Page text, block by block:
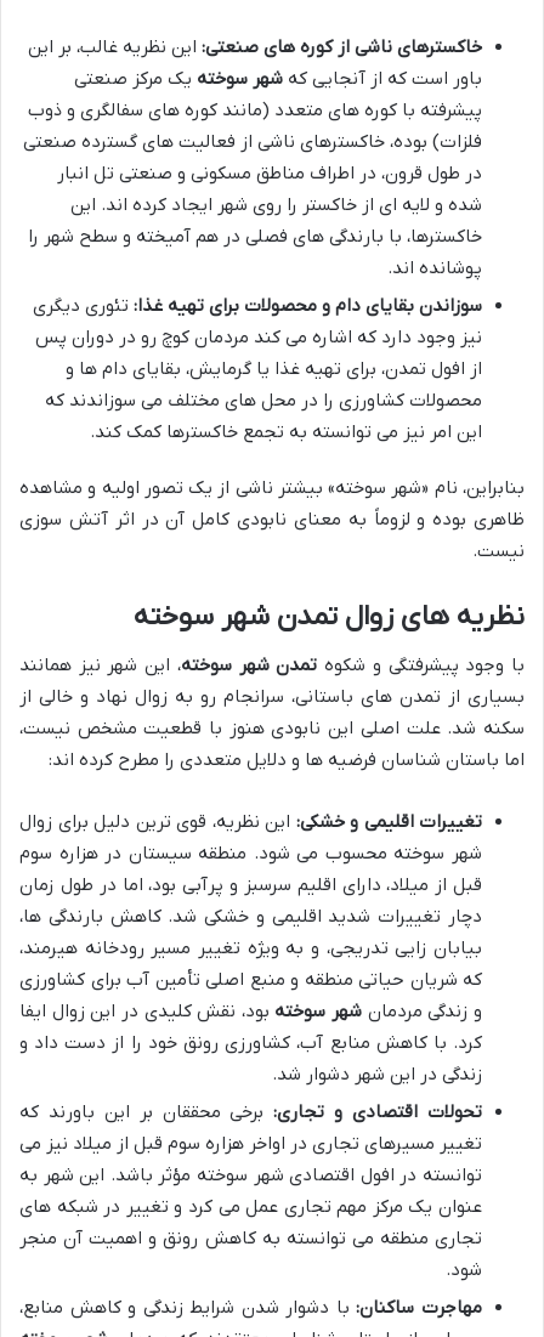
خاکسترهای ناشی از کوره های صنعتی: این نظریه غالب، بر این
باور است که از آنجایی که شهر سوخته یک مرکز صنعتی
پیشرفته با کوره های متعدد (مانند کوره های سفالگری و ذوب
فلزات) بوده، خاکسترهای ناشی از فعالیت های گسترده صنعتی
در طول قرون، در اطراف مناطق مسکونی و صنعتی تل انبار
شده و لایه ای از خاکستر را روی شهر ایجاد کرده اند. این
خاکسترها، با بارندگی های فصلی در هم آمیخته و سطح شهر را
پوشانده اند.
سوزاندن بقایای دام و محصولات برای تهیه غذا: تئوری دیگری
نیز وجود دارد که اشاره می کند مردمان کوچ رو در دوران پس
از افول تمدن، برای تهیه غذا یا گرمایش، بقایای دام ها و
محصولات کشاورزی را در محل های مختلف می سوزاندند که
این امر نیز می توانسته به تجمع خاکسترها کمک کند.
بنابراین، نام «شهر سوخته» بیشتر ناشی از یک تصور اولیه و مشاهده
ظاهری بوده و لزوماً به معنای نابودی کامل آن در اثر آتش سوزی
نیست.
نظریه های زوال تمدن شهر سوخته
با وجود پیشرفتگی و شکوه تمدن شهر سوخته، این شهر نیز همانند
بسیاری از تمدن های باستانی، سرانجام رو به زوال نهاد و خالی از
سکنه شد. علت اصلی این نابودی هنوز با قطعیت مشخص نیست،
اما باستان شناسان فرضیه ها و دلایل متعددی را مطرح کرده اند:
تغییرات اقلیمی و خشکی: این نظریه، قوی ترین دلیل برای زوال
شهر سوخته محسوب می شود. منطقه سیستان در هزاره سوم
قبل از میلاد، دارای اقلیم سرسبز و پرآبی بود، اما در طول زمان
دچار تغییرات شدید اقلیمی و خشکی شد. کاهش بارندگی ها،
بیابان زایی تدریجی، و به ویژه تغییر مسیر رودخانه هیرمند،
که شریان حیاتی منطقه و منبع اصلی تأمین آب برای کشاورزی
و زندگی مردمان شهر سوخته بود، نقش کلیدی در این زوال ایفا
کرد. با کاهش منابع آب، کشاورزی رونق خود را از دست داد و
زندگی در این شهر دشوار شد.
تحولات اقتصادی و تجاری:برخی محققان بر این باورند که
تغییر مسیرهای تجاری در اواخر هزاره سوم قبل از میلاد نیز می
توانسته در افول اقتصادی شهر سوخته مؤثر باشد. این شهر به
عنوان یک مرکز مهم تجاری عمل می کرد و تغییر در شبکه های
تجاری منطقه می توانسته به کاهش رونق و اهمیت آن منجر
شود.
مهاجرت ساکنان:با دشوار شدن شرایط زندگی و کاهش منابع،